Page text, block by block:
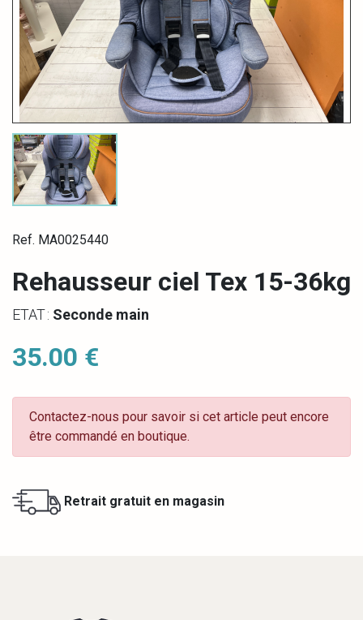
Ref. MA0025440
Rehausseur ciel Tex 15-36kg
ETAT : Seconde main
35.00 €
Contactez-nous pour savoir si cet article peut encore
être commandé en boutique.
Retrait gratuit en magasin